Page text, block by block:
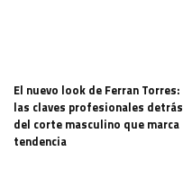
El nuevo look de Ferran Torres:
las claves profesionales detrás
del corte masculino que marca
tendencia